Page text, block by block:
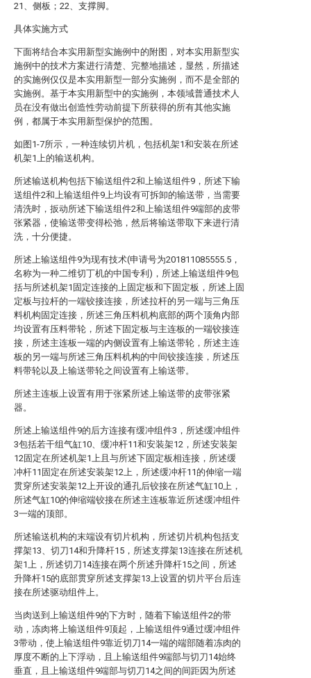
21、侧板；22、支撑脚。
具体实施方式
下面将结合本实用新型实施例中的附图，对本实用新型实
施例中的技术方案进行清楚、完整地描述，显然，所描述
的实施例仅仅是本实用新型一部分实施例，而不是全部的
实施例。基于本实用新型中的实施例，本领域普通技术人
员在没有做出创造性劳动前提下所获得的所有其他实施
例，都属于本实用新型保护的范围。
如图1-7所示，一种连续切片机，包括机架1和安装在所述
机架1上的输送机构。
所述输送机构包括下输送组件2和上输送组件9，所述下输
送组件2和上输送组件9上均设有可拆卸的输送带，当需要
清洗时，扳动所述下输送组件2和上输送组件9端部的皮带
张紧器，使输送带变得松弛，然后将输送带取下来进行清
洗，十分便捷。
所述上输送组件9为现有技术(申请号为201811085555.5，
名称为一种二维切丁机的中国专利)，所述上输送组件9包
括与所述机架1固定连接的上固定板和下固定板，所述上固
定板与拉杆的一端铰接连接，所述拉杆的另一端与三角压
料机构固定连接，所述三角压料机构底部的两个顶角内部
均设置有压料带轮，所述下固定板与主连板的一端铰接连
接，所述主连板一端的内侧设置有上输送带轮，所述主连
板的另一端与所述三角压料机构的中间铰接连接，所述压
料带轮以及上输送带轮之间设置有上输送带。
所述主连板上设置有用于张紧所述上输送带的皮带张紧
器。
所述上输送组件9的后方连接有缓冲组件3，所述缓冲组件
3包括若干组气缸10、缓冲杆11和安装架12，所述安装架
12固定在所述机架1上且与所述下固定板相连接，所述缓
冲杆11固定在所述安装架12上，所述缓冲杆11的伸缩一端
贯穿所述安装架12上开设的通孔后铰接在所述气缸10上，
所述气缸10的伸缩端铰接在所述主连板靠近所述缓冲组件
3一端的顶部。
所述输送机构的末端设有切片机构，所述切片机构包括支
撑架13、切刀14和升降杆15，所述支撑架13连接在所述机
架1上，所述切刀14连接在两个所述升降杆15之间，所述
升降杆15的底部贯穿所述支撑架13上设置的切片平台后连
接在所述驱动组件上。
当肉送到上输送组件9的下方时，随着下输送组件2的带
动，冻肉将上输送组件9顶起，上输送组件9通过缓冲组件
3带动，使上输送组件9靠近切刀14一端的端部随着冻肉的
厚度不断的上下浮动，且上输送组件9端部与切刀14始终
垂直，且上输送组件9端部与切刀14之间的间距因为所述